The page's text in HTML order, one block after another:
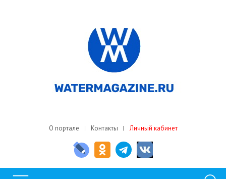
О портале Контакты Личный кабинет